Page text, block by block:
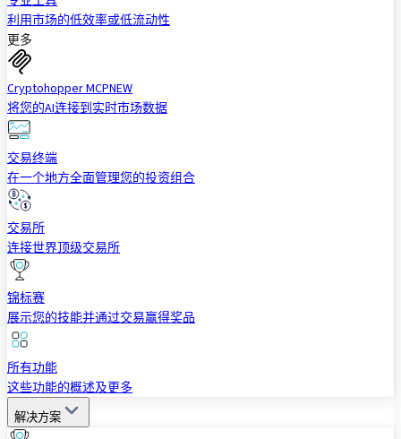
利用市场的低效率或低流动性
更多
Cryptohopper MCPNEW
将您的AI连接到实时市场数据
交易终端
在一个地方全面管理您的投资组合
交易所
连接世界顶级交易所
锦标赛
展示您的技能并通过交易赢得奖品
所有功能
这些功能的概述及更多
解决方案